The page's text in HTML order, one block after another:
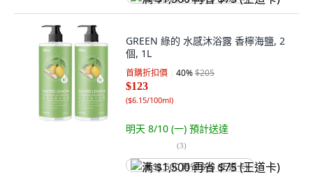
GREEN 綠的 水感沐浴露 香檸海鹽, 2
個, 1L
首購折扣價 40%$205
$123
($6.15/100ml)
明天 8/10 (一) 預計送達
(3)
满 $1,500 再省 $75 (王道卡)